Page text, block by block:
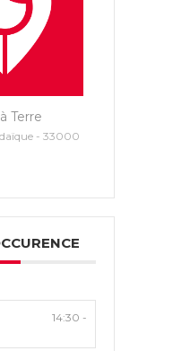
Terre
- 33000
14:30 -